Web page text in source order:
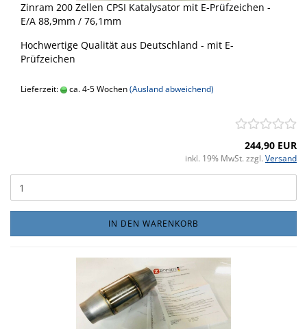
Zinram 200 Zellen CPSI Katalysator mit E-Prüfzeichen -
E/A 88,9mm / 76,1mm
Hochwertige Qualität aus Deutschland - mit E-
Prüfzeichen
Lieferzeit: ca. 4-5 Wochen(Ausland abweichend)
244,90 EUR
inkl. 19% MwSt. zzgl. Versand
IN DEN WARENKORB